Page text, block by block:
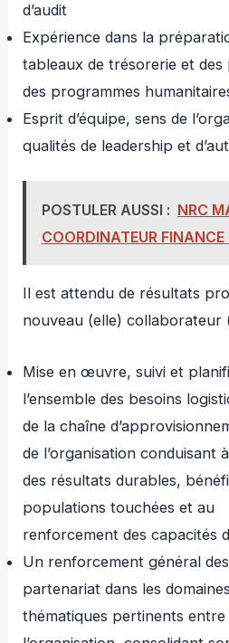
d’audit
Expérience dans la
tableaux de trésorerie et
des programmes
Esprit d’équipe, sens de
qualités de leadership et
POSTULER AUSSI : NRC
COORDINATEUR FINANCE
Il est attendu de résultats
nouveau (elle) collaborateur
Mise en œuvre, suivi et
l’ensemble des besoins
de la chaîne
de l’organisation conduisant à
des résultats durables,
populations touchées et au
renforcement des capacités
Un renforcement général
partenariat dans les domaines
thématiques pertinents entre